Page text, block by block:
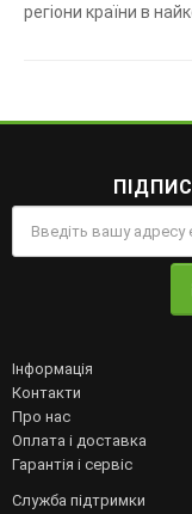
регіони країни в
Інформація
Контакти
Про нас
Оплата і доставка
Гарантія і сервіс
Служба підтримки